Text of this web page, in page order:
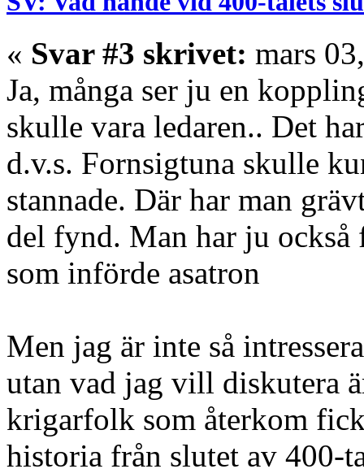
« Svar #3 skrivet: mars
Ja, många ser ju en
skulle vara ledaren.. Det
d.v.s. Fornsigtuna skulle
stannade. Där har man
del fynd. Man har ju också
som införde asatron
Men jag är inte så
utan vad jag vill diskutera
krigarfolk som återkom
historia från slutet av 400-